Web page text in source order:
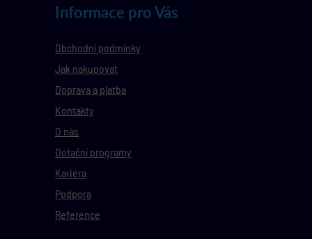
Informace pro Vás
Obchodní podmínky
Jak nakupovat
Doprava a platba
Kontakty
O nás
Dotační programy
Kariéra
Podpora
Reference